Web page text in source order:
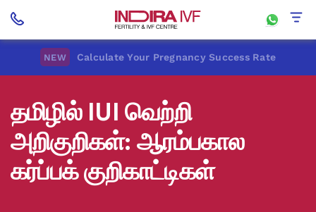
NEW Calculate Your Pregnancy Success Rate
தமிழில் IUI வெற்றி
அறிகுறிகள்: ஆரம்பகால
கர்ப்பக் குறிகாட்டிகள்